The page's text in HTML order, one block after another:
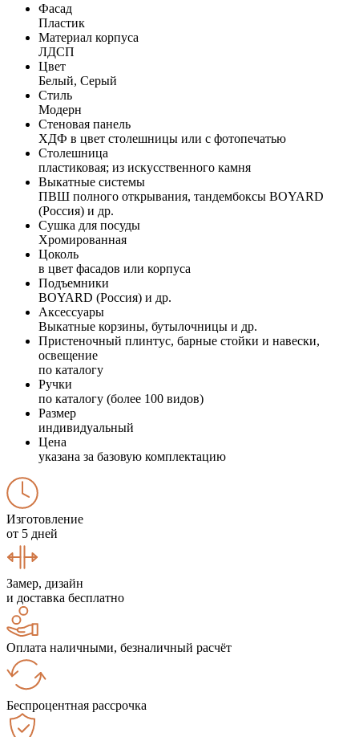
Фасад
Пластик
Материал корпуса
ЛДСП
Цвет
Белый, Серый
Стиль
Модерн
Стеновая панель
ХДФ в цвет столешницы или с фотопечатью
Столешница
пластиковая; из искусственного камня
Выкатные системы
ПВШ полного открывания, тандембоксы BOYARD
(Россия) и др.
Сушка для посуды
Хромированная
Цоколь
в цвет фасадов или корпуса
Подъемники
BOYARD (Россия) и др.
Аксессуары
Выкатные корзины, бутылочницы и др.
Пристеночный плинтус, барные стойки и навески,
освещение
по каталогу
Ручки
по каталогу (более 100 видов)
Размер
индивидуальный
Цена
указана за базовую комплектацию
Изготовление
от 5 дней
Замер, дизайн
и доставка бесплатно
Оплата наличными, безналичный расчёт
Беспроцентная рассрочка